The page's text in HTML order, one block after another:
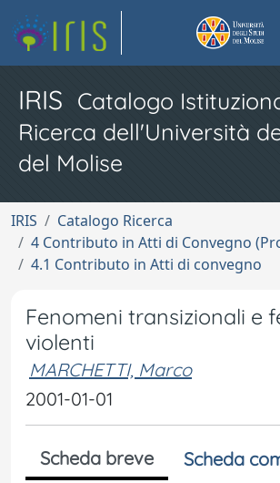
IRIS Catalogo
Ricerca dell'Università
del Molise
IRIS
Catalogo Ricerca
4 Contributo in Atti di Convegno
4.1 Contributo in Atti di convegno
Fenomeni transizionali e
violenti
MARCHETTI, Marco
2001-01-01
Scheda breve
Scheda